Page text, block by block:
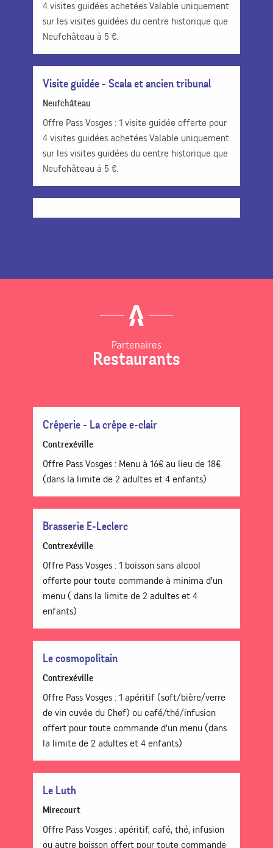
4 visites guidées achetées Valable uniquement
sur les visites guidées du centre historique que
Neufchâteau à 5 €.
Visite guidée - Scala et ancien tribunal
Neufchâteau
Offre Pass Vosges : 1 visite guidée offerte pour
4 visites guidées achetées Valable uniquement
sur les visites guidées du centre historique que
Neufchâteau à 5 €.
Partenaires
Restaurants
Crêperie - La crêpe e-clair
Contrexéville
Offre Pass Vosges : Menu à 16€ au lieu de 18€
(dans la limite de 2 adultes et 4 enfants)
Brasserie E-Leclerc
Contrexéville
Offre Pass Vosges : 1 boisson sans alcool
offerte pour toute commande à minima d’un
menu ( dans la limite de 2 adultes et 4
enfants)
Le cosmopolitain
Contrexéville
Offre Pass Vosges : 1 apéritif (soft/bière/verre
de vin cuvée du Chef) ou café/thé/infusion
offert pour toute commande d’un menu (dans
la limite de 2 adultes et 4 enfants)
Le Luth
Mirecourt
Offre Pass Vosges : apéritif, café, thé, infusion
ou autre boisson offert pour toute commande